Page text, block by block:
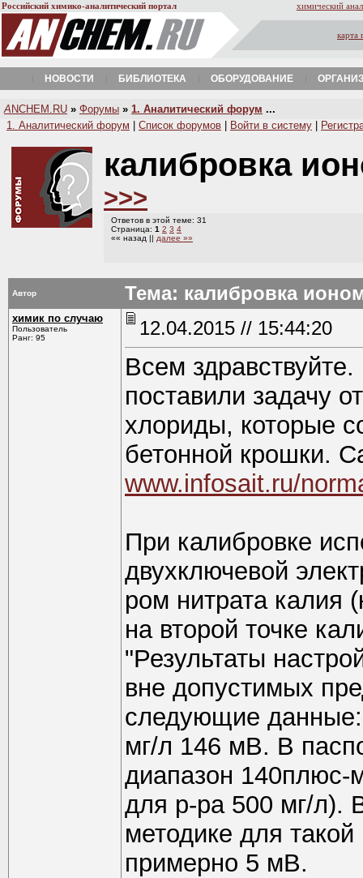
Российский химико-аналитический портал химический
карта
НОВОСТИ БИБЛИОТЕКА ОБОРУДОВАНИЕ
A NCHEM.RU » Форумы » 1. Аналитический форум ...
1. Аналитический форум
Список форумов Войти в систему
калибровка
>>>
Ответов в этой теме: 31
Страница: 1 2 3 4
«« назад || далее »»
Автор Тема: калибровка
химик по случаю
Пользователь
Ранг: 95
12.04.2015 // 15:44:20
Всем
поставили задачу
хлориды, которые
бетонной крошки.
www.infosait.ru/
При калибровке
двухключевой
ром нитрата калия
на второй точке
"Результаты
вне допустимых
следующие
мг/л 146 мВ. В
диапазон
для р-ра 500 мг/л).
методике для
примерно 5 мВ.